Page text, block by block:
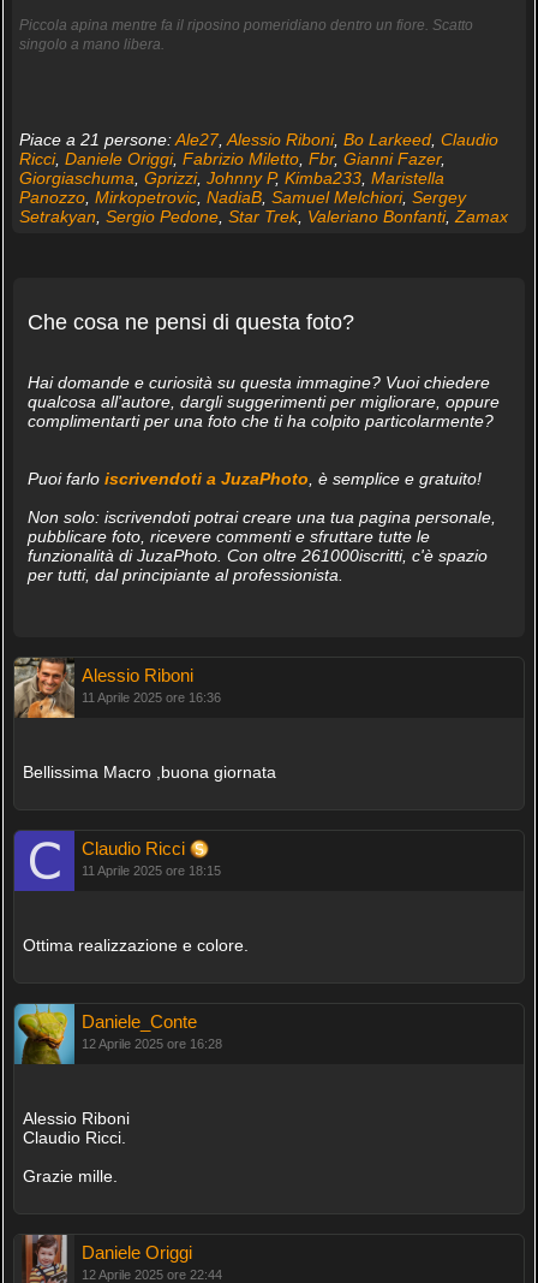
Piccola apina mentre fa il riposino pomeridiano dentro un fiore. Scatto
singolo a mano libera.
Piace a 21 persone:Ale27, Alessio Riboni, Bo Larkeed, Claudio
Ricci, Daniele Origgi, Fabrizio Miletto, Fbr, Gianni Fazer,
Giorgiaschuma Gprizzi, Johnny P, Kimba233, Maristella
Panozzo, Mirkopetrovic, NadiaB, Samuel Melchiori, Sergey
Setrakyan Sergio Pedone, Star Trek, Valeriano Bonfanti, Zamax
Che cosa ne pensi di questa foto?
Hai domande e curiosità su questa immagine? Vuoi chiedere
qualcosa all'autore, dargli suggerimenti per migliorare, oppure
complimentarti per una foto che ti ha colpito particolarmente?
Puoi farlo iscrivendoti a JuzaPhoto , è semplice e gratuito!
Non solo: iscrivendoti potrai creare una tua pagina personale,
pubblicare foto, ricevere commenti e sfruttare tutte le
funzionalità di JuzaPhoto. Con oltre 261000iscritti, c'è spazio
per tutti, dal principiante al professionista.
Alessio Riboni
11 Aprile 2025 ore 16:36
Bellissima Macro ,buona giornata
Claudio Ricci
11 Aprile 2025 ore 18:15
Ottima realizzazione e colore.
Daniele_Conte
12 Aprile 2025 ore 16:28
Alessio Riboni
Claudio Ricci.
Grazie mille.
Daniele Origgi
12 Aprile 2025 ore 22:44